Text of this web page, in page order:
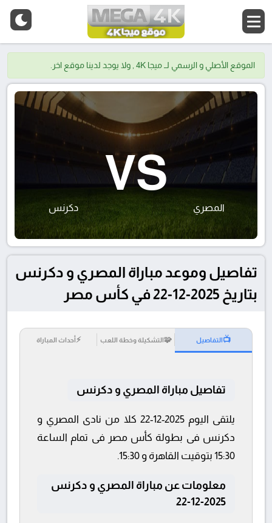
الموقع الأصلي و الرسمي لــ ميجا 4K , ولا يوجد لدينا موقع اخر.
المصري
VS
دكرنس
تفاصيل وموعد مباراة المصري و دكرنس
بتاريخ 2025-12-22 في كأس مصر
📺التفاصيل 🧩التشكيلة وخطة اللعب ⚡أحداث المباراة
تفاصيل مباراة المصري و دكرنس
يلتقى اليوم 2025-12-22 كلا من نادى المصري و
دكرنس فى بطولة كأس مصر فى تمام الساعة
15:30 بتوقيت القاهرة و 15:30.
معلومات عن مباراة المصري و دكرنس
2025-12-22